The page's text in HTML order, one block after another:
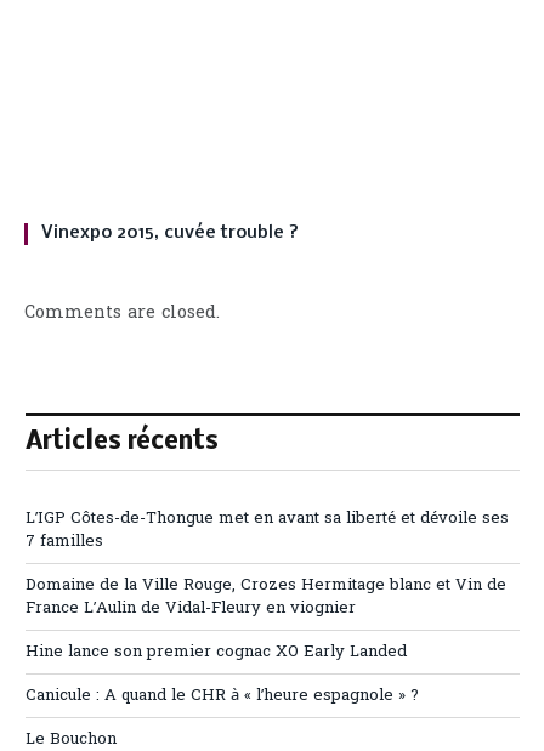
Vinexpo 2015, cuvée trouble ?
Comments are closed.
Articles récents
L’IGP Côtes-de-Thongue met en avant sa liberté et dévoile ses
7 familles
Domaine de la Ville Rouge, Crozes Hermitage blanc et Vin de
France L’Aulin de Vidal-Fleury en viognier
Hine lance son premier cognac XO Early Landed
Canicule : A quand le CHR à « l’heure espagnole » ?
Le Bouchon